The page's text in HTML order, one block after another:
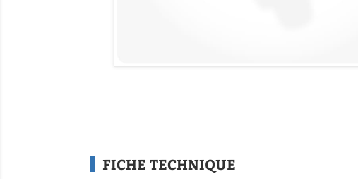
FICHE TECHNIQUE